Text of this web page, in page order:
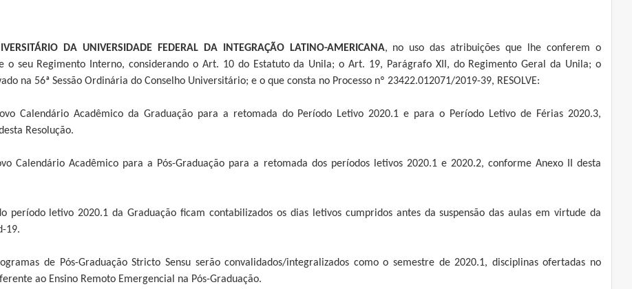
DA UNIVERSIDADE FEDERAL DA INTEGRAÇÃO LATINO-AMERICANA, no uso das atribuições que lhe conferem o
o seu Regimento Interno, considerando o Art. 10 do Estatuto da Unila; o Art. 19, Parágrafo XII, do Regimento Geral da Unila; o
na 56ª Sessão Ordinária do Conselho Universitário; e o que consta no Processo nº 23422.012071/2019-39, RESOLVE:
Calendário Acadêmico da Graduação para a retomada do Período Letivo 2020.1 e para o Período Letivo de Férias 2020.3,
Resolução.
Calendário Acadêmico para a Pós-Graduação para a retomada dos períodos letivos 2020.1 e 2020.2, conforme Anexo II desta
período letivo 2020.1 da Graduação ficam contabilizados os dias letivos cumpridos antes da suspensão das aulas em virtude da
19.
de Pós-Graduação Stricto Sensu serão convalidados/integralizados como o semestre de 2020.1, disciplinas ofertadas no
ao Ensino Remoto Emergencial na Pós-Graduação.